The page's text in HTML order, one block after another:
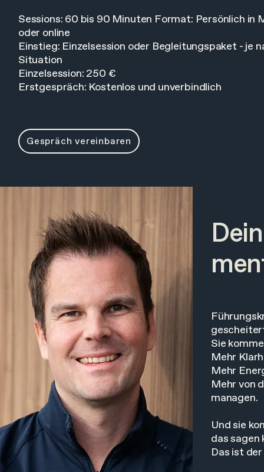
Sessions: 60 bis 90 Minuten Format: Persönlich in
oder online
Einstieg: Einzelsession oder Begleitungspaket - je
Situation
Einzelsession: 250 €
Erstgespräch: Kostenlos und unverbindlich
Gespräch vereinbaren
Sie
Mehr
Mehr
Mehr von
managen.
Und sie
das sagen
Das ist